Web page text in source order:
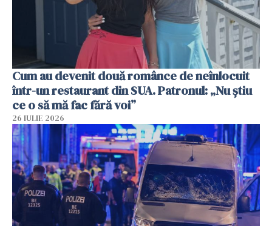
Cum au devenit două românce de neînlocuit
într-un restaurant din SUA. Patronul: „Nu știu
ce o să mă fac fără voi”
26 IULIE 2026